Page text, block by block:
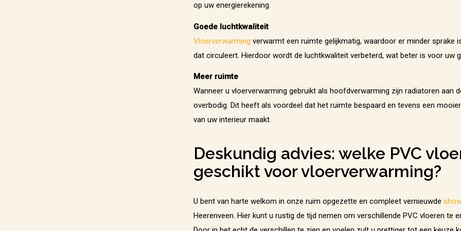
op uw energierekening.
Goede luchtkwaliteit
Vloerverwarming verwarmt een ruimte gelijkmatig, waardoor er minder sprake
dat circuleert. Hierdoor wordt de luchtkwaliteit verbeterd, wat beter is voor uw
Meer ruimte
Wanneer u vloerverwarming gebruikt als hoofdverwarming zijn radiatoren aan
overbodig. Dit heeft als voordeel dat het ruimte bespaard en tevens een
van uw interieur maakt.
Deskundig advies: welke PVC
geschikt voor vloerverwarming?
U bent van harte welkom in onze ruim opgezette en compleet vernieuwde
Heerenveen. Hier kunt u rustig de tijd nemen om verschillende PVC vloeren te